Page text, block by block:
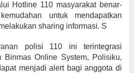
Hotline 110 masyarakat benar-
untuk mendapatkan
sharing informasi. S
polisi 110 ini terintegrasi
Binmas Online System, Polisiku,
menjadi alert bagi anggota di